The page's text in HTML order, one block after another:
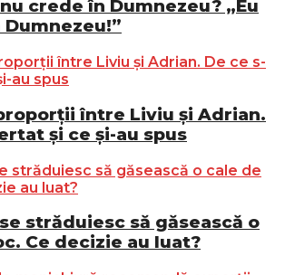
crede în Dumnezeu? „Eu
între Liviu și Adrian.
și ce și-au spus
străduiesc să găsească o
Ce decizie au luat?